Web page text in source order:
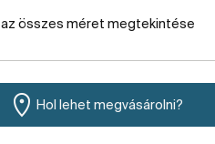
az összes méret megtekintése
Hol lehet megvásárolni?